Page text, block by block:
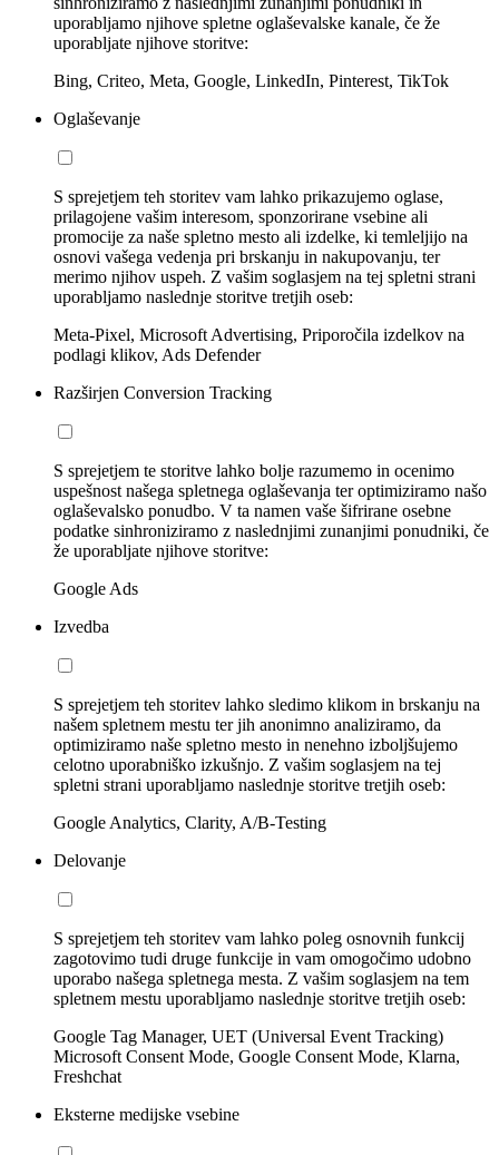
uporabljamo njihove spletne oglaševalske kanale, če že
uporabljate njihove storitve:
Bing, Criteo, Meta, Google, LinkedIn, Pinterest, TikTok
Oglaševanje
S sprejetjem teh storitev vam lahko prikazujemo oglase,
prilagojene vašim interesom, sponzorirane vsebine ali
promocije za naše spletno mesto ali izdelke, ki temleljijo na
osnovi vašega vedenja pri brskanju in nakupovanju, ter
merimo njihov uspeh. Z vašim soglasjem na tej spletni strani
uporabljamo naslednje storitve tretjih oseb:
Meta-Pixel, Microsoft Advertising, Priporočila izdelkov na
podlagi klikov, Ads Defender
Razširjen Conversion Tracking
S sprejetjem te storitve lahko bolje razumemo in ocenimo
uspešnost našega spletnega oglaševanja ter optimiziramo našo
oglaševalsko ponudbo. V ta namen vaše šifrirane osebne
podatke sinhroniziramo z naslednjimi zunanjimi ponudniki, če
že uporabljate njihove storitve:
Google Ads
Izvedba
S sprejetjem teh storitev lahko sledimo klikom in brskanju na
našem spletnem mestu ter jih anonimno analiziramo, da
optimiziramo naše spletno mesto in nenehno izboljšujemo
celotno uporabniško izkušnjo. Z vašim soglasjem na tej
spletni strani uporabljamo naslednje storitve tretjih oseb:
Google Analytics, Clarity, A/B-Testing
Delovanje
S sprejetjem teh storitev vam lahko poleg osnovnih funkcij
zagotovimo tudi druge funkcije in vam omogočimo udobno
uporabo našega spletnega mesta. Z vašim soglasjem na tem
spletnem mestu uporabljamo naslednje storitve tretjih oseb:
Google Tag Manager, UET (Universal Event Tracking)
Microsoft Consent Mode, Google Consent Mode, Klarna,
Freshchat
Eksterne medijske vsebine